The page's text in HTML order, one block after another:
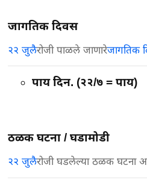
जागतिक दिवस
२२ जुलैरोजी पाळले जाणारेजागतिक
पाय दिन. (२२/७ = पाय)
ठळक घटना /घडामोडी
२२ जुलैरोजी घडलेल्या ठळक घटना